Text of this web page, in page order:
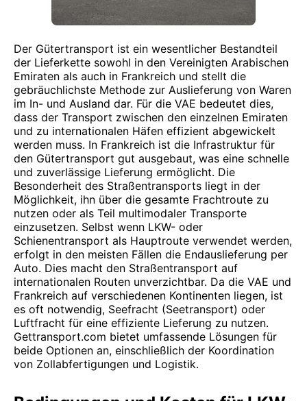
Der Gütertransport ist ein wesentlicher Bestandteil
der Lieferkette sowohl in den Vereinigten Arabischen
Emiraten als auch in Frankreich und stellt die
gebräuchlichste Methode zur Auslieferung von Waren
im In- und Ausland dar. Für die VAE bedeutet dies,
dass der Transport zwischen den einzelnen Emiraten
und zu internationalen Häfen effizient abgewickelt
werden muss. In Frankreich ist die Infrastruktur für
den Gütertransport gut ausgebaut, was eine schnelle
und zuverlässige Lieferung ermöglicht. Die
Besonderheit des Straßentransports liegt in der
Möglichkeit, ihn über die gesamte Frachtroute zu
nutzen oder als Teil multimodaler Transporte
einzusetzen. Selbst wenn LKW- oder
Schienentransport als Hauptroute verwendet werden,
erfolgt in den meisten Fällen die Endauslieferung per
Auto. Dies macht den Straßentransport auf
internationalen Routen unverzichtbar. Da die VAE und
Frankreich auf verschiedenen Kontinenten liegen, ist
es oft notwendig, Seefracht (Seetransport) oder
Luftfracht für eine effiziente Lieferung zu nutzen.
Gettransport.com bietet umfassende Lösungen für
beide Optionen an, einschließlich der Koordination
von Zollabfertigungen und Logistik.